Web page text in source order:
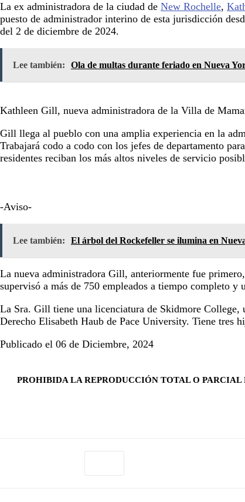
La ex administradora de la ciudad de New Rochelle,
puesto de administrador interino de esta jurisdicción
del 2 de diciembre de 2024.
Lee también: Ola de multas durante feriado en Nueva
Kathleen Gill, nueva administradora de la Villa de
Gill llega al pueblo con una amplia experiencia en la
Trabajará codo a codo con los jefes de departamento
residentes reciban los más altos niveles de servicio
-Aviso-
Lee también: El árbol del Rockefeller se ilumina en
La nueva administradora Gill, anteriormente fue
supervisó a más de 750 empleados a tiempo completo
La Sra. Gill tiene una licenciatura de Skidmore College,
Derecho Elisabeth Haub de Pace University. Tiene tres
Publicado el 06 de Diciembre, 2024
PROHIBIDA LA REPRODUCCIÓN TOTAL O